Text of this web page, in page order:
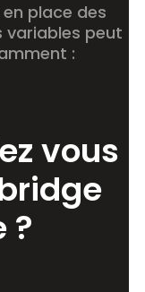
place des
variables peut
:
vous
?